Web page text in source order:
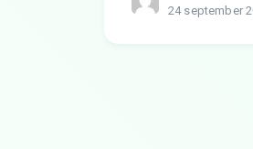
24 september